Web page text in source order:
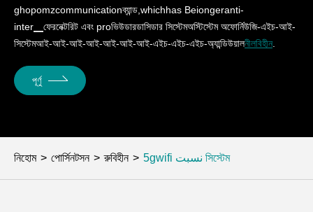
ghopomzcommunicationব্যান্ড,whichhas Beiongeranti-
inter▁ফেরনেক্টরিট এবং proভিউডারডাসিডার সিস্টেমঅস্টিস্টেম অফোর্নিউজি-এইচ-আই-
সিস্টেমআই-আই-আই-আই-আই-আই-আই-এইচ-এইচ-এইচ-অ্যান্ডিউয়ালনীলবিহীন.
পূর্ণু
নিহোম পোর্সিনটসন রুবিহীন 5gwifi نسبت সিস্টেম